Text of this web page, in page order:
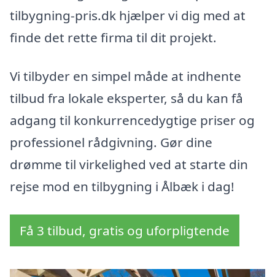
tilbygning-pris.dk hjælper vi dig med at
finde det rette firma til dit projekt.
Vi tilbyder en simpel måde at indhente
tilbud fra lokale eksperter, så du kan få
adgang til konkurrencedygtige priser og
professionel rådgivning. Gør dine
drømme til virkelighed ved at starte din
rejse mod en tilbygning i Ålbæk i dag!
Få 3 tilbud, gratis og uforpligtende